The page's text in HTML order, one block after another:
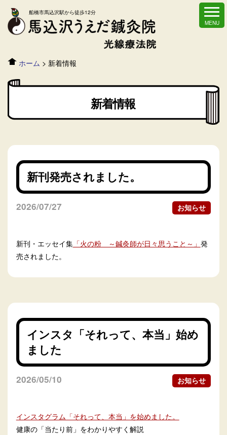
船橋市馬込沢駅から徒歩12分
ホーム > 新着情報
新着情報
新刊発売されました。
2026/07/27 お知らせ
新刊・エッセイ集「火の粉 ～鍼灸師が日々思うこと～」 発
売されました。
インスタ「それって、本当」始め
ました
2026/05/10 お知らせ
インスタグラム「それって、本当」を始めました。
健康の「当たり前」をわかりやすく解説